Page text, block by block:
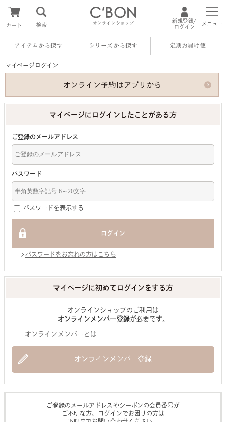
オンラインショップ
カート 検索
新規登録/
ログイン
メニュー
アイテムから探す シリーズから探す 定期お届け便
マイページログイン
マイページにログインしたことがある方
ご登録のメールアドレス
パスワード
パスワードを表示する
パスワードをお忘れの方はこちら
マイページに初めてログインをする方
オンラインショップのご利用は
オンラインメンバー登録が必要です。
オンラインメンバーとは
オンラインメンバー登録
ご登録のメールアドレスやシーボンの会員番号が
ご不明な方、ログインでお困りの方は